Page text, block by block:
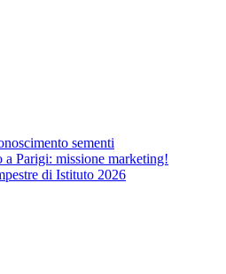
sementi
a Parigi: missione marketing!
di Istituto 2026